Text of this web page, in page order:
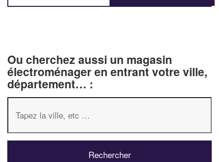
Ou cherchez aussi un magasin
électroménager en entrant votre ville,
département… :